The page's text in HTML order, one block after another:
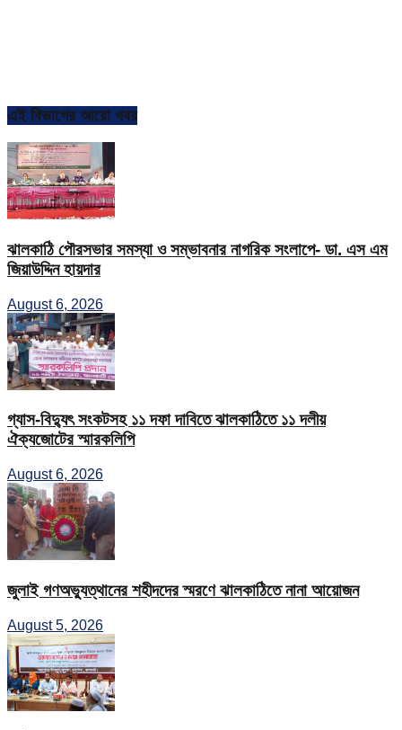
এই বিভাগের আরো খবর
ঝালকাঠি পৌরসভার সমস্যা ও সম্ভাবনার নাগরিক সংলাপে- ডা. এস এম
জিয়াউদ্দিন হায়দার
August 6, 2026
গ্যাস-বিদ্যুৎ সংকটসহ ১১ দফা দাবিতে ঝালকাঠিতে ১১ দলীয়
ঐক্যজোটের স্মারকলিপি
August 6, 2026
জুলাই গণঅভ্যুত্থানের শহীদদের স্মরণে ঝালকাঠিতে নানা আয়োজন
August 5, 2026